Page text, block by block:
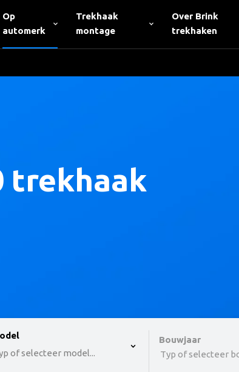
Op
automerk
Trekhaak
montage
Over Brink
trekhaken
trekhaak
, selected. Select is focused ,type to refine list, press
of selecteer model...
Bouwjaar
Typ of selecteer